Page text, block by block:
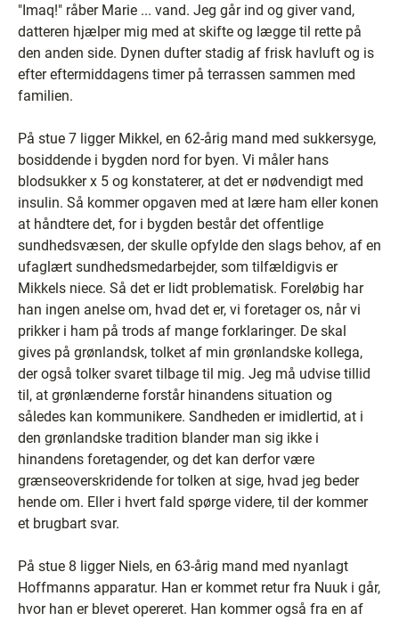
"Imaq!" råber Marie ... vand. Jeg går ind og giver vand,
datteren hjælper mig med at skifte og lægge til rette på
den anden side. Dynen dufter stadig af frisk havluft og is
efter eftermiddagens timer på terrassen sammen med
familien.
På stue 7 ligger Mikkel, en 62-årig mand med sukkersyge,
bosiddende i bygden nord for byen. Vi måler hans
blodsukker x 5 og konstaterer, at det er nødvendigt med
insulin. Så kommer opgaven med at lære ham eller konen
at håndtere det, for i bygden består det offentlige
sundhedsvæsen, der skulle opfylde den slags behov, af en
ufaglært sundhedsmedarbejder, som tilfældigvis er
Mikkels niece. Så det er lidt problematisk. Foreløbig har
han ingen anelse om, hvad det er, vi foretager os, når vi
prikker i ham på trods af mange forklaringer. De skal
gives på grønlandsk, tolket af min grønlandske kollega,
der også tolker svaret tilbage til mig. Jeg må udvise tillid
til, at grønlænderne forstår hinandens situation og
således kan kommunikere. Sandheden er imidlertid, at i
den grønlandske tradition blander man sig ikke i
hinandens foretagender, og det kan derfor være
grænseoverskridende for tolken at sige, hvad jeg beder
hende om. Eller i hvert fald spørge videre, til der kommer
et brugbart svar.
På stue 8 ligger Niels, en 63-årig mand med nyanlagt
Hoffmanns apparatur. Han er kommet retur fra Nuuk i går,
hvor han er blevet opereret. Han kommer også fra en af